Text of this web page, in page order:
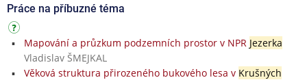
Práce na příbuzné téma
Mapování a průzkum podzemních prostor v NPR Jezerka
Vladislav ŠMEJKAL
Věková struktura přirozeného bukového lesa v Krušných